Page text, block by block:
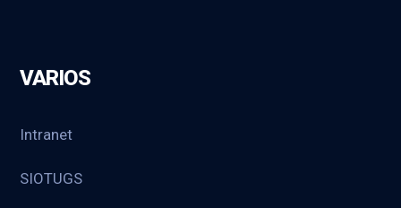
VARIOS
Intranet
SIOTUGS